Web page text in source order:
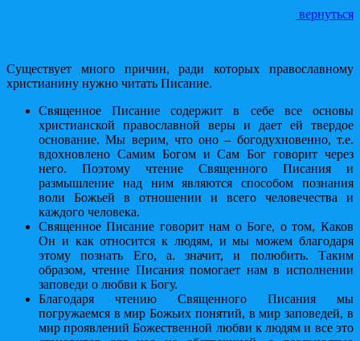
вернуться
Существует много причин, ради которых православному
христианину нужно читать Писание.
Священное Писание содержит в себе все основы
христианской православной веры и дает ей твердое
основание. Мы верим, что оно – богодухновенно, т.е.
вдохновлено Самим Богом и Сам Бог говорит через
него. Поэтому чтение Священного Писания и
размышление над ним являются способом познания
воли Божьей в отношении и всего человечества и
каждого человека.
Священное Писание говорит нам о Боге, о том, Каков
Он и как относится к людям, и мы можем благодаря
этому познать Его, а. значит, и полюбить. Таким
образом, чтение Писания помогает нам в исполнении
заповеди о любви к Богу.
Благодаря чтению Священного Писания мы
погружаемся в мир Божьих понятий, в мир заповедей, в
мир проявлений Божественной любви к людям и все это